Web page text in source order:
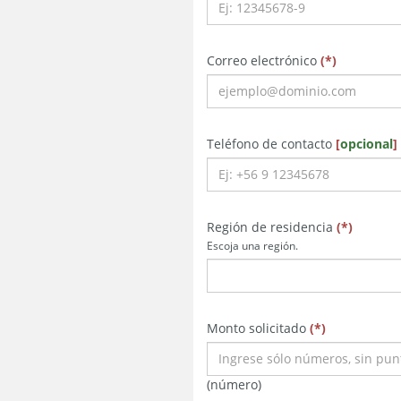
Correo electrónico(obligatorio
*obligatorio
)obligatorio
Teléfono de contacto [obligatorio
opcional]
Región de residencia(obligatorio
*)
Escoja una región.
Monto solicitado(obligatorio
*obligatorio
)obligatorio
(número)